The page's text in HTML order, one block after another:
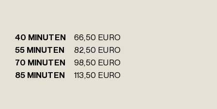
40 MINUTEN
66,50 EURO
55 MINUTEN
82,50 EURO
70 MINUTEN
98,50 EURO
85 MINUTEN
113,50 EURO